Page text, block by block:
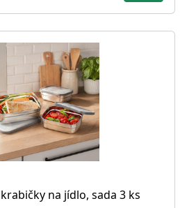
na jídlo, sada 3 ks